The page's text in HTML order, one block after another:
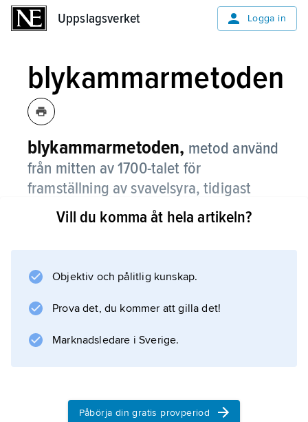
Uppslagsverket Logga in
blykammarmetoden
blykammarmetoden, metod använd
från mitten av 1700-talet för
framställning av svavelsyra, tidigast
genom reaktion mellan svavel, salpeter
och vatten, senare genom luftoxidation
katalysatorer.
Reaktionerna skedde i kamrar av blyplåt som
kunde motstå den korrosiva atmosfären.
Vill du komma åt hela artikeln?
Objektiv och pålitlig kunskap.
Prova det, du kommer att gilla det!
Marknadsledare i Sverige.
Påbörja din gratis provperiod